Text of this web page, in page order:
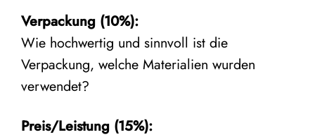
Verpackung (10%):
Wie hochwertig und sinnvoll ist die
Verpackung, welche Materialien wurden
verwendet?
Preis/Leistung (15%):